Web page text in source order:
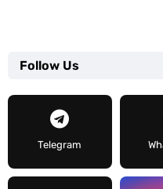
Follow Us
Telegram